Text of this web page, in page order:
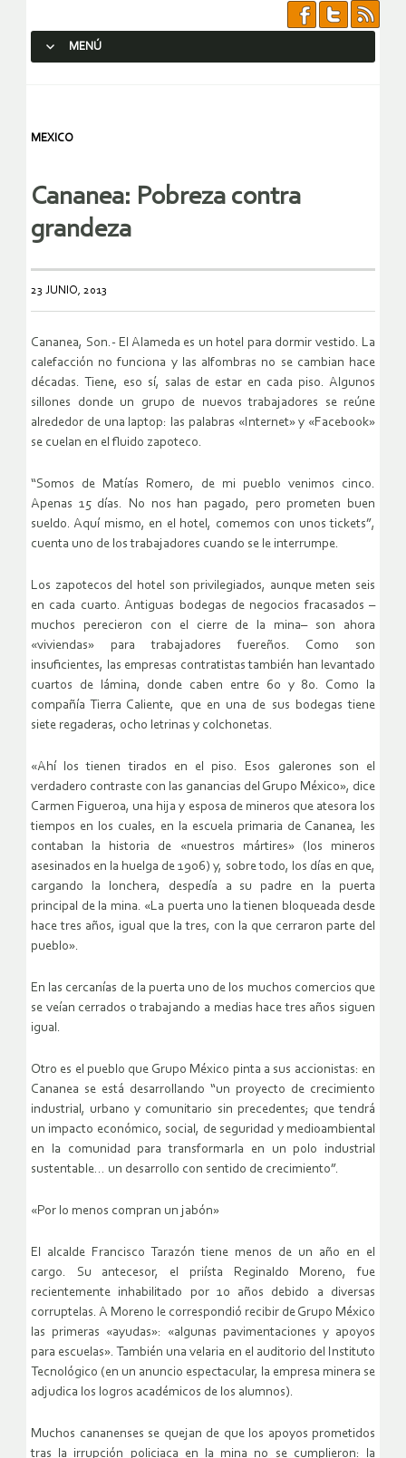
MENÚ
MEXICO
Cananea: Pobreza contra
grandeza
23 JUNIO, 2013
Cananea, Son.- El Alameda es un hotel para dormir vestido. La
calefacción no funciona y las alfombras no se cambian hace
décadas. Tiene, eso sí, salas de estar en cada piso. Algunos
sillones donde un grupo de nuevos trabajadores se reúne
alrededor de una laptop: las palabras «Internet» y «Facebook»
se cuelan en el fluido zapoteco.
“Somos de Matías Romero, de mi pueblo venimos cinco.
Apenas 15 días. No nos han pagado, pero prometen buen
sueldo. Aquí mismo, en el hotel, comemos con unos tickets”,
cuenta uno de los trabajadores cuando se le interrumpe.
Los zapotecos del hotel son privilegiados, aunque meten seis
en cada cuarto. Antiguas bodegas de negocios fracasados –
muchos perecieron con el cierre de la mina– son ahora
«viviendas» para trabajadores fuereños. Como son
insuficientes, las empresas contratistas también han levantado
cuartos de lámina, donde caben entre 60 y 80. Como la
compañía Tierra Caliente, que en una de sus bodegas tiene
siete regaderas, ocho letrinas y colchonetas.
«Ahí los tienen tirados en el piso. Esos galerones son el
verdadero contraste con las ganancias del Grupo México», dice
Carmen Figueroa, una hija y esposa de mineros que atesora los
tiempos en los cuales, en la escuela primaria de Cananea, les
contaban la historia de «nuestros mártires» (los mineros
asesinados en la huelga de 1906) y, sobre todo, los días en que,
cargando la lonchera, despedía a su padre en la puerta
principal de la mina. «La puerta uno la tienen bloqueada desde
hace tres años, igual que la tres, con la que cerraron parte del
pueblo».
En las cercanías de la puerta uno de los muchos comercios que
se veían cerrados o trabajando a medias hace tres años siguen
igual.
Otro es el pueblo que Grupo México pinta a sus accionistas: en
Cananea se está desarrollando “un proyecto de crecimiento
industrial, urbano y comunitario sin precedentes; que tendrá
un impacto económico, social, de seguridad y medioambiental
en la comunidad para transformarla en un polo industrial
sustentable… un desarrollo con sentido de crecimiento”.
«Por lo menos compran un jabón»
El alcalde Francisco Tarazón tiene menos de un año en el
cargo. Su antecesor, el priísta Reginaldo Moreno, fue
recientemente inhabilitado por 10 años debido a diversas
corruptelas. A Moreno le correspondió recibir de Grupo México
las primeras «ayudas»: «algunas pavimentaciones y apoyos
para escuelas». También una velaria en el auditorio del Instituto
Tecnológico (en un anuncio espectacular, la empresa minera se
adjudica los logros académicos de los alumnos).
Muchos cananenses se quejan de que los apoyos prometidos
tras la irrupción policiaca en la mina no se cumplieron: la